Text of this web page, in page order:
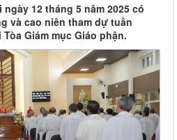
12 tháng 5 năm 2025 có
và cao niên tham dự tuần
Giám mục Giáo phận.